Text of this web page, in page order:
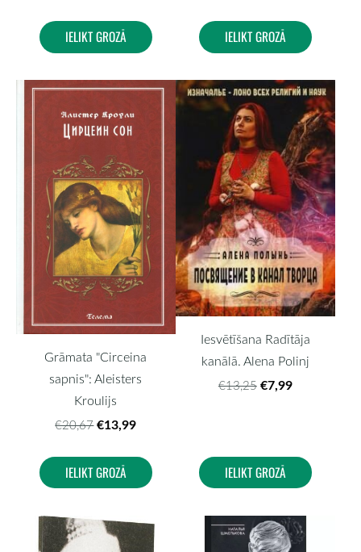
IELIKT GROZĀ IELIKT GROZĀ
Grāmata "Circeina
sapnis": Aleisters
Kroulijs
€20,67 €13,99
IELIKT GROZĀ
Iesvētīšana Radītāja
kanālā. Alena Polinj
€13,25 €7,99
IELIKT GROZĀ